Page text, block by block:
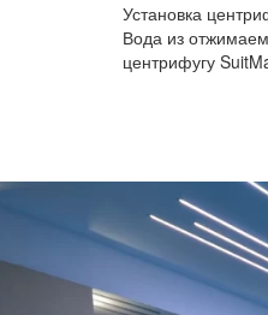
Установка
Вода из
центрифугу